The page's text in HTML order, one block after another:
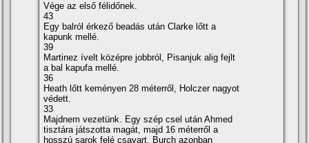
Vége az első félidőnek.
43
Egy balról érkező beadás után Clarke lőtt a
kapunk mellé.
39
Martinez í­velt középre jobbról, Pisanjuk alig fejlt
a bal kapufa mellé.
36
Heath lőtt keményen 28 méterről, Holczer nagyot
védett.
33
Majdnem vezetünk. Egy szép csel után Ahmed
tisztára játszotta magát, majd 16 méterről a
hosszú sarok felé csavart, Burch azonban